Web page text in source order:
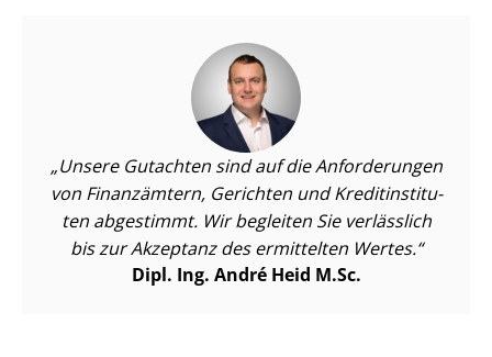
Unsere Gutachten sind auf die Anforderungen
von Finanzämtern, Gerichten und Kre­dit­in­sti­tu­
ten abgestimmt. Wir begleiten Sie verlässlich
bis zur Akzeptanz des ermittelten Wertes.
Dipl. Ing. André Heid M.Sc.